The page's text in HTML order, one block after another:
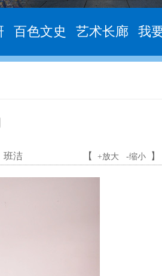
百色文史 艺术长廊 我
班洁 【 +放大 -缩小】